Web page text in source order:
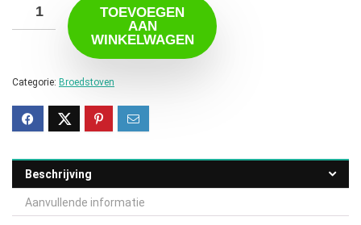
TOEVOEGEN
AAN
WINKELWAGEN
Categorie: Broedstoven
Beschrijving
Aanvullende informatie